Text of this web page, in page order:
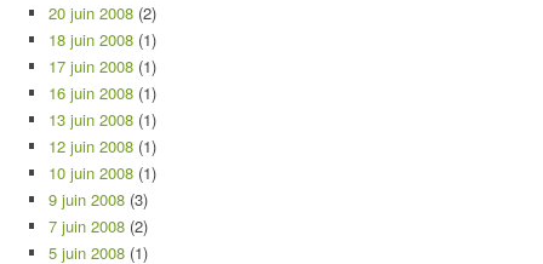
20 juin 2008 (2)
18 juin 2008 (1)
17 juin 2008 (1)
16 juin 2008 (1)
13 juin 2008 (1)
12 juin 2008 (1)
10 juin 2008 (1)
9 juin 2008 (3)
7 juin 2008 (2)
5 juin 2008 (1)